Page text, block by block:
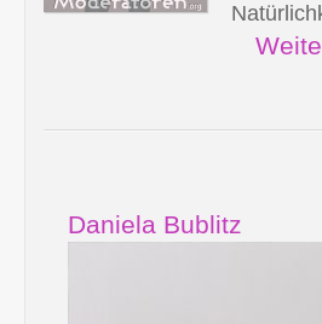
Daniela Bublitz